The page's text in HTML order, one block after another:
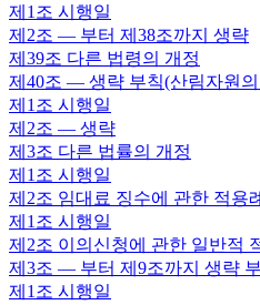
제1조 시행일
제2조 — 부터 제38조까지 생략
제39조 다른 법령의 개정
제40조 — 생략 부칙(산림자원
제1조 시행일
제2조 — 생략
제3조 다른 법률의 개정
제1조 시행일
제2조 임대료 징수에 관한 적용례
제1조 시행일
제2조 이의신청에 관한 일반적
제3조 — 부터 제9조까지 생략
제1조 시행일